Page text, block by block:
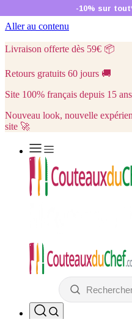
Aller au contenu
Livraison offerte dès 59€ 📦
Retours gratuits 60 jours 🚚
Site 100% français depuis 15
Nouveau look, nouvelle
site 🚀